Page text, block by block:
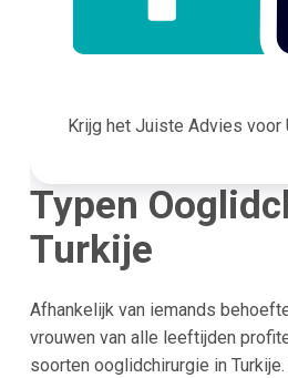
Krijg het Juiste Advies voor
Typen
Turkije
Afhankelijk van iemands
vrouwen van alle leeftijden
soorten ooglidchirurgie in